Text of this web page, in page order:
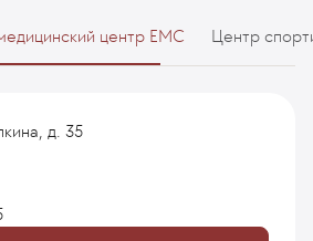
центр EMC Центр
д. 35